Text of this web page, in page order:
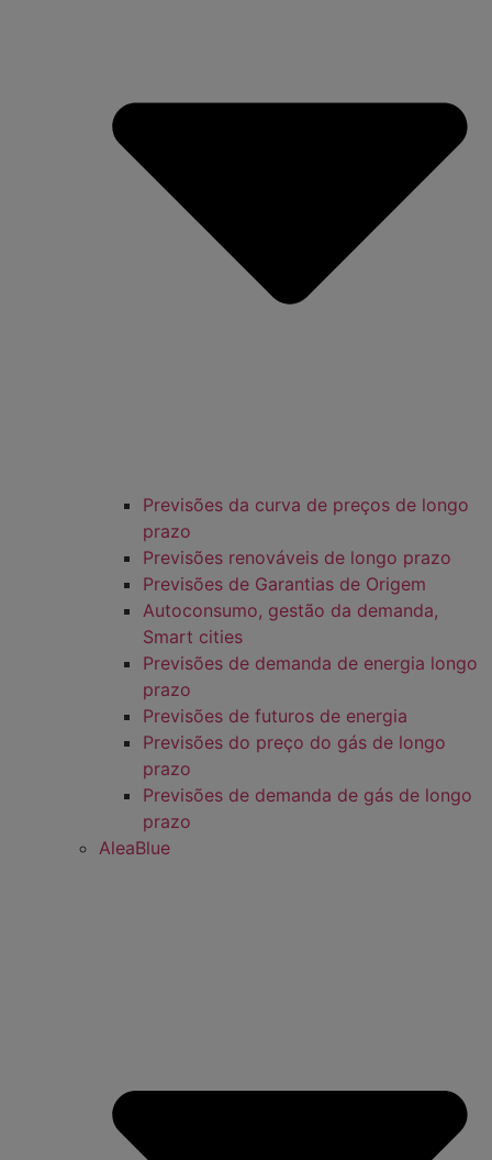
Previsões da curva de preços de longo
prazo
Previsões renováveis de longo prazo
Previsões de Garantias de Origem
Autoconsumo, gestão da demanda,
Smart cities
Previsões de demanda de energia longo
prazo
Previsões de futuros de energia
Previsões do preço do gás de longo
prazo
Previsões de demanda de gás de longo
prazo
AleaBlue